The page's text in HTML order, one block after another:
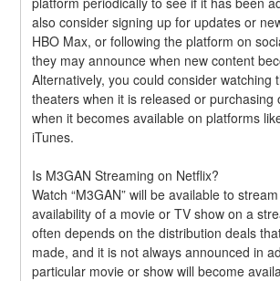
also consider signing up for updates or
HBO Max, or following the platform on
they may announce when new content
Alternatively, you could consider watching
theaters when it is released or purchasing
when it becomes available on platforms
iTunes.
Is M3GAN Streaming on Netflix?
Watch “M3GAN” will be available to
availability of a movie or TV show on a
often depends on the distribution deals
made, and it is not always announced in
particular movie or show will become